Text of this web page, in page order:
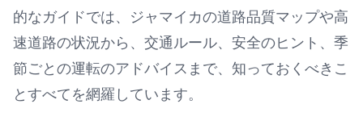
ジャマイカでの運転：道路品質
的なガイドでは、ジャマイカの道路品質マップや高
速道路の状況から、交通ルール、安全のヒント、季
節ごとの運転のアドバイスまで、知っておくべきこ
とすべてを網羅しています。